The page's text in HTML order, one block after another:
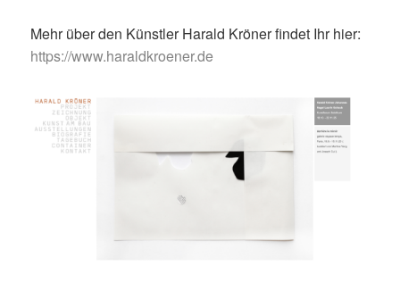
Mehr über den Künstler Harald Kröner findet Ihr hier:
https://www.haraldkroener.de